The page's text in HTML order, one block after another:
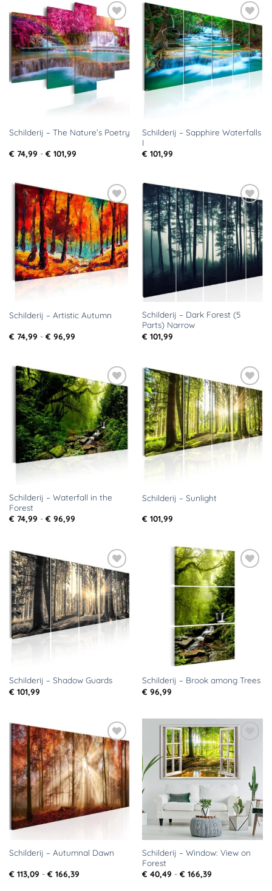
Toevoegen
aan
verlanglijst
Schilderij – The Nature’s Poetry
€ 74,99 - € 101,99Prijsklasse:
Toevoegen
aan
verlanglijst
Schilderij – Sapphire Waterfalls
I
€ 101,99
Toevoegen
aan
verlanglijst
Schilderij – Artistic Autumn
€ 74,99 - € 96,99Prijsklasse:
Toevoegen
aan
verlanglijst
Schilderij – Dark Forest (5
Parts) Narrow
€ 101,99
Toevoegen
aan
verlanglijst
Schilderij – Waterfall in the
Forest
€ 74,99 - € 96,99Prijsklasse:
Toevoegen
aan
verlanglijst
Schilderij – Sunlight
€ 101,99
Toevoegen
aan
verlanglijst
Schilderij – Shadow Guards
€ 101,99
Toevoegen
aan
verlanglijst
Schilderij – Brook among Trees
€ 96,99
Toevoegen
aan
verlanglijst
Schilderij – Autumnal Dawn
€ 113,09 - € 166,39Prijsklasse:
Toevoegen
aan
verlanglijst
Schilderij – Window: View on
Forest
€ 40,49 - € 166,39Prijsklasse: